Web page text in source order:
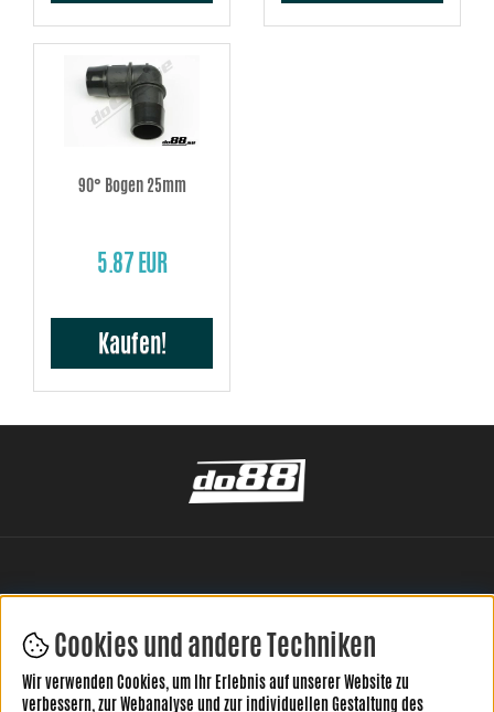
90° Bogen 25mm
5.87 EUR
Kaufen!
HINTERLASSE DEINE BEWERTUNG HIER
Cookies und andere Techniken
Wir verwenden Cookies, um Ihr Erlebnis auf unserer Website zu
verbessern, zur Webanalyse und zur individuellen Gestaltung des